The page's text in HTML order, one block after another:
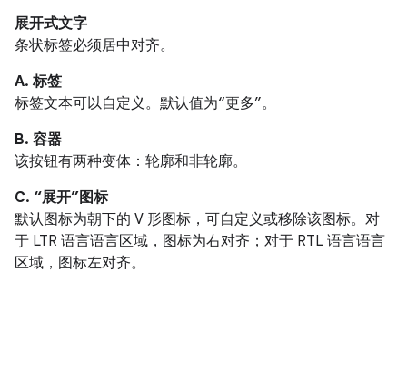
展开式文字
条状标签必须居中对齐。
A. 标签
标签文本可以自定义。默认值为“更多”。
B. 容器
该按钮有两种变体：轮廓和非轮廓。
C. “展开”图标
默认图标为朝下的 V 形图标，可自定义或移除该图标。对
于 LTR 语言语言区域，图标为右对齐；对于 RTL 语言语言
区域，图标左对齐。